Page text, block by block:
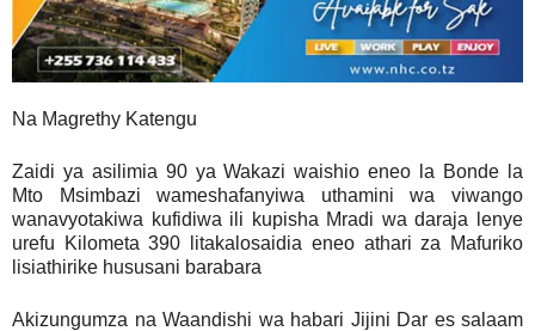
Na Magrethy Katengu
Zaidi ya asilimia 90 ya Wakazi waishio eneo la Bonde la
Mto Msimbazi wameshafanyiwa uthamini wa viwango
wanavyotakiwa kufidiwa ili kupisha Mradi wa daraja lenye
urefu Kilometa 390 litakalosaidia eneo athari za Mafuriko
lisiathirike hususani barabara
Akizungumza na Waandishi wa habari Jijini Dar es salaam